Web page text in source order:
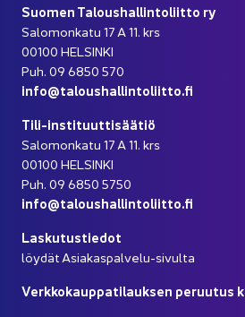
Suo­men Ta­lous­hal­lin­to­liit­to ry
Sa­lo­mon­ka­tu 17 A 11. krs
00100 HEL­SIN­KI
Puh. 09 6850 570
info@ta­lous­hal­lin­to­liit­to.fi
Tili-​instituuttisäätiö
Sa­lo­mon­ka­tu 17 A 11. krs
00100 HEL­SIN­KI
Puh. 09 6850 5750
info@ta­lous­hal­lin­to­liit­to.fi
Las­ku­tus­tie­dot
löy­dät Asiakaspalvelu-​sivulta
Verk­ko­kaup­pa­ti­lauk­sen pe­ruu­tus